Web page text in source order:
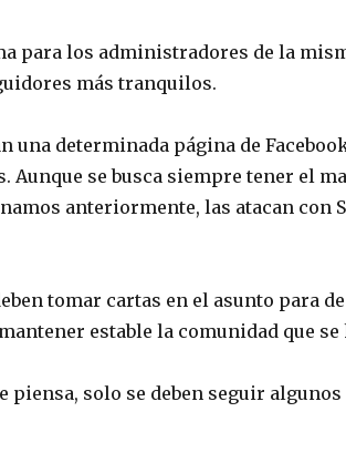
para los administradores de la
más tranquilos.
una determinada página de
Aunque se busca siempre tener el
anteriormente, las atacan con
tomar cartas en el asunto para
estable la comunidad que se
piensa, solo se deben seguir